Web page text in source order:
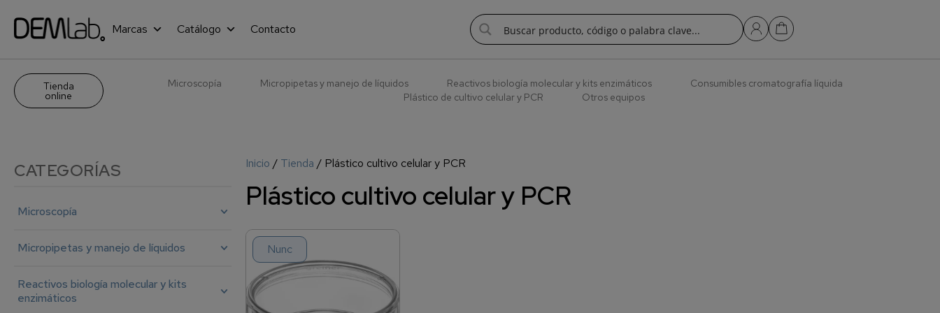
Marcas Catálogo Contacto
Tienda
online
Microscopía Micropipetas y manejo de líquidos Reactivos biología molecular y kits enzimáticos
Consumibles cromatografía líquida
Plástico de cultivo celular y PCR
Otros equipos
CATEGORÍAS
Microscopía
Micropipetas y manejo de líquidos
Reactivos biología molecular y kits
enzimáticos
Inicio / Tienda / Plástico cultivo celular y PCR
Plástico cultivo celular y PCR
Nunc